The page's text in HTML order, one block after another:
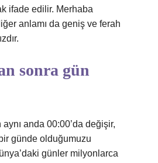
ifade edilir. Merhaba
anlamı da geniş ve ferah
sonra gün
anda 00:00’da değişir,
günde olduğumuzu
günler milyonlarca